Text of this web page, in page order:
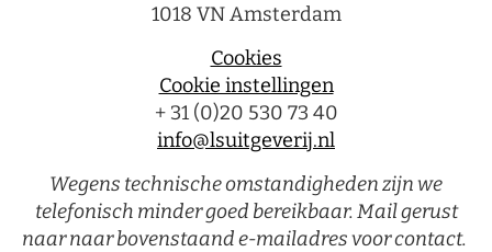
1018 VN Amsterdam
Cookies
Cookie instellingen
+ 31 (0)20 530 73 40
info@lsuitgeverij.nl
Wegens technische omstandigheden zijn we
telefonisch minder goed bereikbaar. Mail gerust
naar naar bovenstaand e-mailadres voor contact.